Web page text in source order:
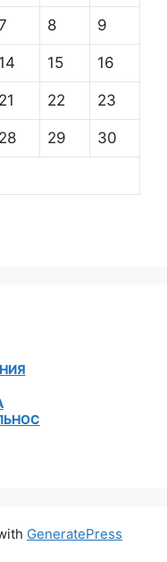
8 9
14 15 16
21 22 23
28 29 30
GeneratePress